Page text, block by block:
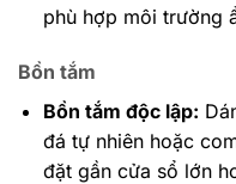
phù hợp môi trường
Bồn tắm
Bồn tắm độc lập:
đá tự nhiên hoặc
đặt gần cửa sổ lớn